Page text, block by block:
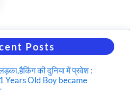
Posts
की दुनिया में प्रवेश :
Years Old Boy became